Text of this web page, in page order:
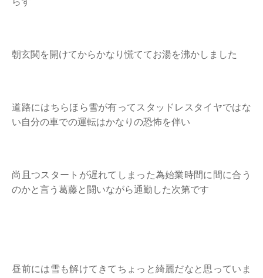
朝玄関を開けてからかなり慌ててお湯を沸かしました
道路にはちらほら雪が有ってスタッドレスタイヤではな
い自分の車での運転はかなりの恐怖を伴い
尚且つスタートが遅れてしまった為始業時間に間に合う
のかと言う葛藤と闘いながら通勤した次第です
昼前には雪も解けてきてちょっと綺麗だなと思っていま